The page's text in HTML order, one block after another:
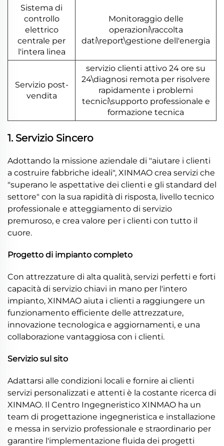
Sistema di
controllo
elettrico
centrale per
l'intera linea
Monitoraggio delle
operazioni\raccolta
dati\report\gestione dell'energia
Servizio post-
vendita
servizio clienti attivo 24 ore su
24\diagnosi remota per risolvere
rapidamente i problemi
tecnici\supporto professionale e
formazione tecnica
1. Servizio Sincero
Adottando la missione aziendale di "aiutare i clienti
a costruire fabbriche ideali", XINMAO crea servizi che
"superano le aspettative dei clienti e gli standard del
settore" con la sua rapidità di risposta, livello tecnico
professionale e atteggiamento di servizio
premuroso, e crea valore per i clienti con tutto il
cuore.
Progetto di impianto completo
Con attrezzature di alta qualità, servizi perfetti e forti
capacità di servizio chiavi in mano per l'intero
impianto, XINMAO aiuta i clienti a raggiungere un
funzionamento efficiente delle attrezzature,
innovazione tecnologica e aggiornamenti, e una
collaborazione vantaggiosa con i clienti.
Servizio sul sito
Adattarsi alle condizioni locali e fornire ai clienti
servizi personalizzati e attenti è la costante ricerca di
XINMAO. Il Centro Ingegneristico XINMAO ha un
team di progettazione ingegneristica e installazione
e messa in servizio professionale e straordinario per
garantire l'implementazione fluida dei progetti